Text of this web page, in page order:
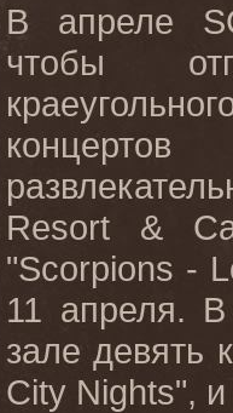
В апреле
чтобы
Resort &
"Scorpions -
11 апреля.
зале девять
City Nights",